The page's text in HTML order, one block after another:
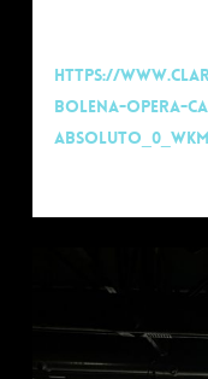
https://
bolena-opera-